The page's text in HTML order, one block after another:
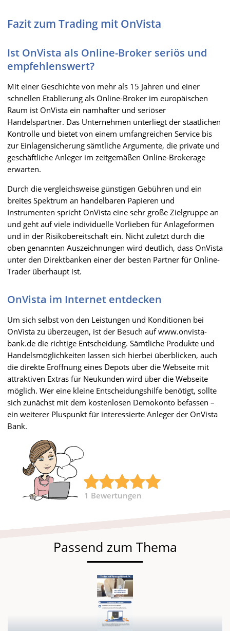
Fazit zum Trading mit OnVista
Ist OnVista als Online-Broker seriös und
empfehlenswert?
Mit einer Geschichte von mehr als 15 Jahren und einer
schnellen Etablierung als Online-Broker im europäischen
Raum ist OnVista ein namhafter und seriöser
Handelspartner. Das Unternehmen unterliegt der staatlichen
Kontrolle und bietet von einem umfangreichen Service bis
zur Einlagensicherung sämtliche Argumente, die private und
geschäftliche Anleger im zeitgemäßen Online-Brokerage
erwarten.
Durch die vergleichsweise günstigen Gebühren und ein
breites Spektrum an handelbaren Papieren und
Instrumenten spricht OnVista eine sehr große Zielgruppe an
und geht auf viele individuelle Vorlieben für Anlageformen
und in der Risikobereitschaft ein. Nicht zuletzt durch die
oben genannten Auszeichnungen wird deutlich, dass OnVista
unter den Direktbanken einer der besten Partner für Online-
Trader überhaupt ist.
OnVista im Internet entdecken
Um sich selbst von den Leistungen und Konditionen bei
OnVista zu überzeugen, ist der Besuch auf www.onvista-
bank.de die richtige Entscheidung. Sämtliche Produkte und
Handelsmöglichkeiten lassen sich hierbei überblicken, auch
die direkte Eröffnung eines Depots über die Webseite mit
attraktiven Extras für Neukunden wird über die Webseite
möglich. Wer eine kleine Entscheidungshilfe benötigt, sollte
sich zunächst mit dem kostenlosen Demokonto befassen –
ein weiterer Pluspunkt für interessierte Anleger der OnVista
Bank.
1 Bewertungen
Passend zum Thema